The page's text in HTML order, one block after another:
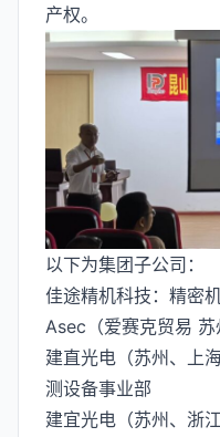
产权。
以下为集团子公司：
佳途精机科技：精密
Asec（爱赛克贸易
建直光电（苏州、上
测设备事业部
建宜光电（苏州、浙